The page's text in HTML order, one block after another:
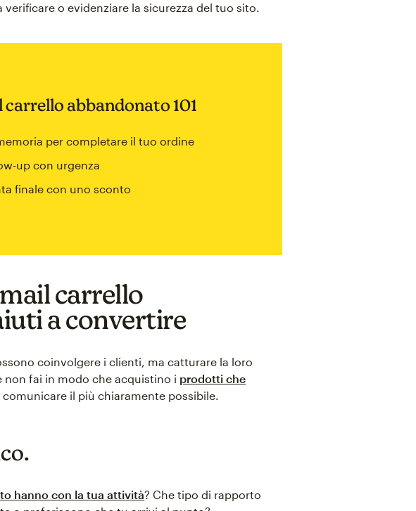
o evidenziare la sicurezza del tuo sito.
carrello abbandonato 101
per completare il tuo ordine
up con urgenza
finale con uno sconto
carrello
a convertire
coinvolgere i clienti, ma catturare la loro
fai in modo che acquistino i prodotti che
comunicare il più chiaramente possibile.
hanno con la tua attività? Che tipo di rapporto